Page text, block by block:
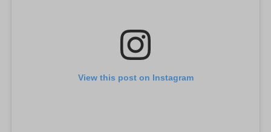
View this post on Instagram